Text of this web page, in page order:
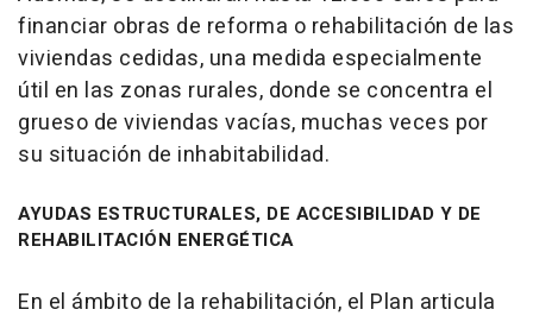
financiar obras de reforma o rehabilitación de las
viviendas cedidas, una medida especialmente
útil en las zonas rurales, donde se concentra el
grueso de viviendas vacías, muchas veces por
su situación de inhabitabilidad.
AYUDAS ESTRUCTURALES, DE ACCESIBILIDAD Y DE
REHABILITACIÓN ENERGÉTICA
En el ámbito de la rehabilitación, el Plan articula